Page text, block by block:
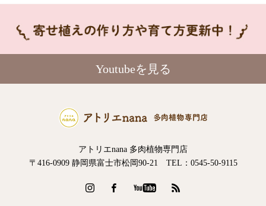
Youtubeを見る
アトリエnana 多肉植物専門店
〒416-0909 静岡県富士市松岡90-21 TEL：0545-50-9115